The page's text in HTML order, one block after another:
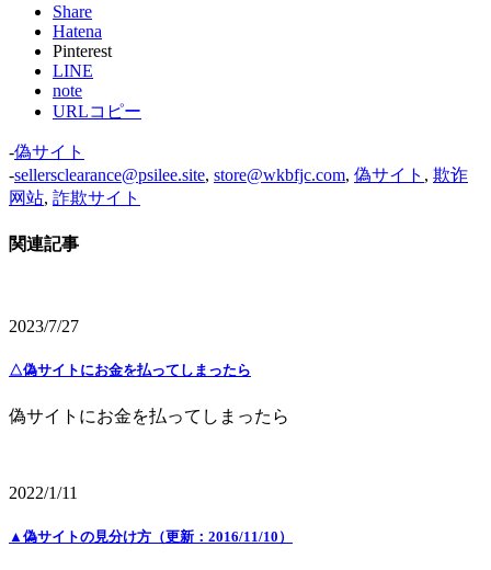
Share
Hatena
Pinterest
LINE
note
URLコピー
-偽サイト
-sellersclearance@psilee.site, store@wkbfjc.com, 偽サイト , 欺诈
网站, 詐欺サイト
関連記事
2023/7/27
△偽サイトにお金を払ってしまったら
偽サイトにお金を払ってしまったら
2022/1/11
▲偽サイトの見分け方（更新：2016/11/10）